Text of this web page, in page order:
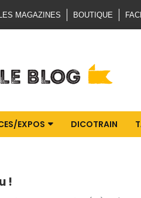
LES MAGAZINES BOUTIQUE
EXPOS DICOTRAIN
!